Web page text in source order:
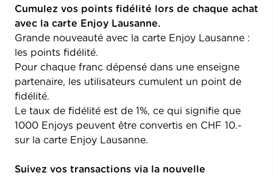
Cumulez vos points fidélité lors de chaque achat
avec la carte Enjoy Lausanne.
Grande nouveauté avec la carte Enjoy Lausanne :
les points fidélité.
Pour chaque franc dépensé dans une enseigne
partenaire, les utilisateurs cumulent un point de
fidélité.
Le taux de fidélité est de 1%, ce qui signifie que
1000 Enjoys peuvent être convertis en CHF 10.-
sur la carte Enjoy Lausanne.
Suivez vos transactions via la nouvelle